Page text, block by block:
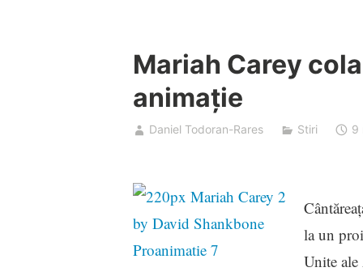
Mariah Carey
animaţie
Daniel Todoran-Rares Stiri 9
la un
Unite